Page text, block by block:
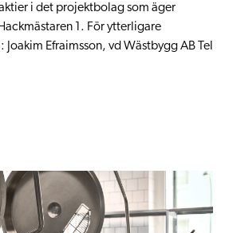
i det projektbolag som äger
1. För ytterligare
Efraimsson, vd Wästbygg AB Tel